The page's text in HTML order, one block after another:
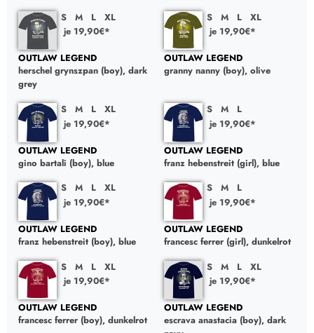
S
M L
XL
je 19,90€*
OUTLAW LEGEND
herschel grynszpan (boy), dark
grey
S M L
XL
je 19,90€*
OUTLAW LEGEND
granny nanny (boy), olive
S M L
XL
je 19,90€*
OUTLAW LEGEND
gino bartali (boy), blue
S M
L
je 19,90€*
OUTLAW LEGEND
franz hebenstreit (girl), blue
S
M L
XL
je 19,90€*
OUTLAW LEGEND
franz hebenstreit (boy), blue
S M
L
je 19,90€*
OUTLAW LEGEND
francesc ferrer (girl), dunkelrot
S
M L
XL
je 19,90€*
OUTLAW LEGEND
francesc ferrer (boy), dunkelrot
S M L
XL
je 19,90€*
OUTLAW LEGEND
escrava anastacia (boy), dark